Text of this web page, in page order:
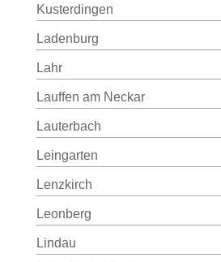
Kusterdingen
Ladenburg
Lahr
Lauffen am Neckar
Lauterbach
Leingarten
Lenzkirch
Leonberg
Lindau